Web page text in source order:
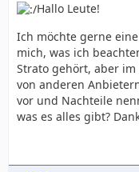
Hallo Leute!
Ich möchte gerne
mich, was ich
Strato gehört, aber
von anderen
vor und Nachteile
was es alles gibt?